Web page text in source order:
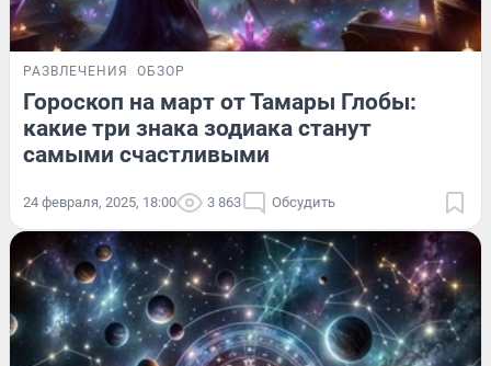
РАЗВЛЕЧЕНИЯ ОБЗОР
Гороскоп на март от Тамары Глобы:
какие три знака зодиака станут
самыми счастливыми
24 февраля, 2025, 18:00 3 863 Обсудить